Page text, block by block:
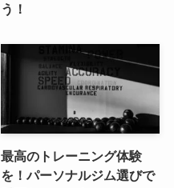
う！
最高のトレーニング体験
を！パーソナルジム選びで